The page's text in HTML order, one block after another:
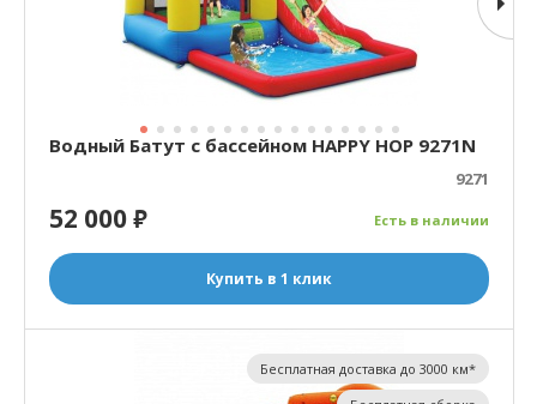
Водный Батут с бассейном HAPPY HOP 9271N
9271
Есть в наличии
52 000₽
Купить в 1 клик
Бесплатная доставка до 3000 км*